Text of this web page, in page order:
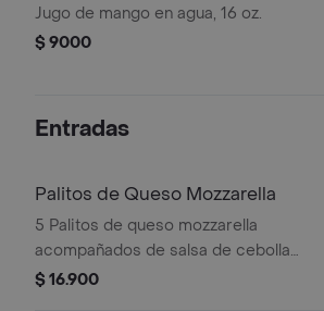
Jugo de mango en agua, 16 oz.
$ 9000
Entradas
Palitos de Queso Mozzarella
5 Palitos de queso mozzarella
acompañados de salsa de cebolla
dulce.
$ 16.900